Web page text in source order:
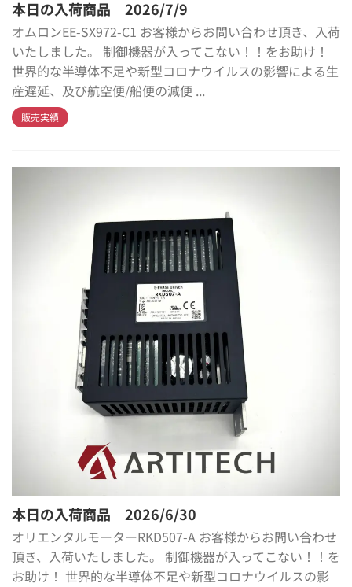
本日の入荷商品 2026/7/9
オムロンEE-SX972-C1 お客様からお問い合わせ頂き、入荷
いたしました。 制御機器が入ってこない！！をお助け！
世界的な半導体不足や新型コロナウイルスの影響による生
産遅延、及び航空便/船便の減便 ...
販売実績
本日の入荷商品 2026/6/30
オリエンタルモーターRKD507-A お客様からお問い合わせ
頂き、入荷いたしました。 制御機器が入ってこない！！を
お助け！ 世界的な半導体不足や新型コロナウイルスの影